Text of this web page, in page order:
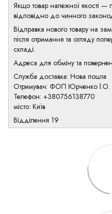
Якщо товар належної якості —
відповідно до чинного
Відправка нового товару на
після отримання та огляду
складі.
Адреса для обміну та
Служба доставка: Нова пошта
Отримувач: ФОП Юрченко І.О.
Телефон: +380756138770
місто: Київ
Відділення 19